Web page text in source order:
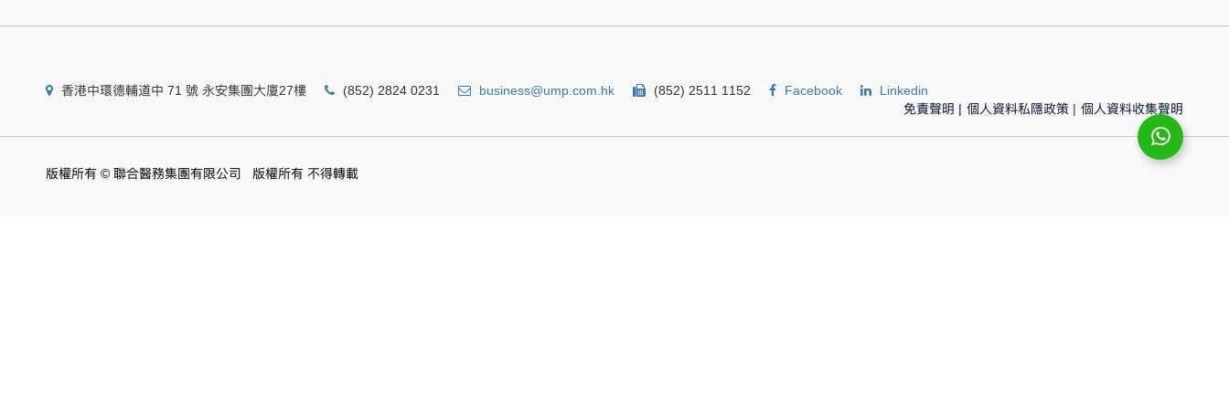
香港中環德輔道中 71 號 永安集團大廈27樓 (852) 2824 0231 business@ump.com.hk (852) 2511 1152 Facebook
Linkedin
免責聲明 | 個人資料私隱政策 | 個人資料收集聲明
版權所有 © 聯合醫務集團有限公司 版權所有 不得轉載